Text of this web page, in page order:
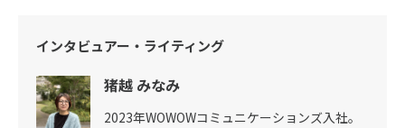
インタビュアー・ライティング
猪越 みなみ
2023年WOWOWコミュニケーションズ入社。